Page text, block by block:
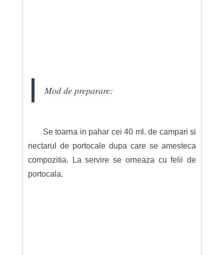
Mod de preparare:
Se toarna in pahar cei 40 ml. de campari si
nectarul de portocale dupa care se amesteca
compozitia. La servire se orneaza cu felii de
portocala.